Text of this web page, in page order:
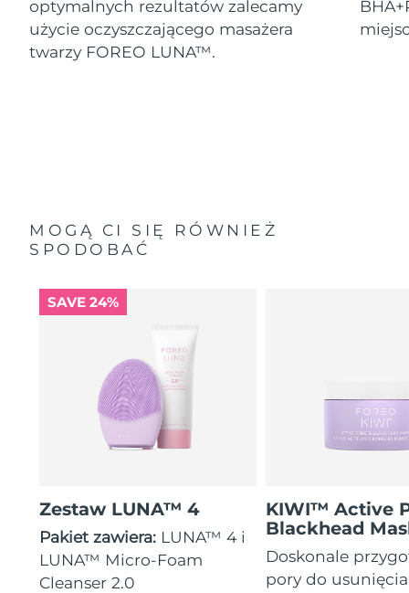
optymalnych rezultatów zalecamy
użycie oczyszczającego masażera
twarzy FOREO LUNA™.
MOGĄ CI SIĘ RÓWNIEŻ
SPODOBAĆ
SAVE 24%
Zestaw LUNA™ 4
Pakiet zawiera: LUNA™ 4 i
LUNA™ Micro-Foam
Cleanser 2.0
KIWI™ Active
Blackhead
Doskonale
pory do